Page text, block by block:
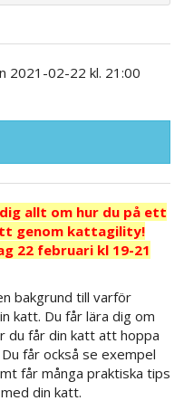
2021-02-22 kl. 21:00
allt om hur du på ett
genom kattagility!
22 februari kl 19-21
bakgrund till varför
katt. Du får lära dig om
du får din katt att hoppa
får också se exempel
får många praktiska tips
din katt.